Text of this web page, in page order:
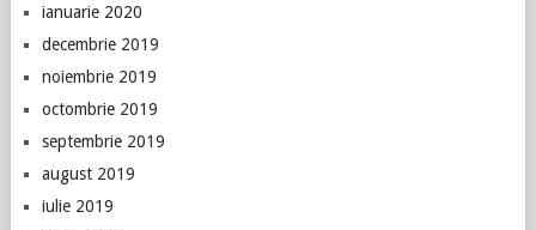
ianuarie 2020
decembrie 2019
noiembrie 2019
octombrie 2019
septembrie 2019
august 2019
iulie 2019